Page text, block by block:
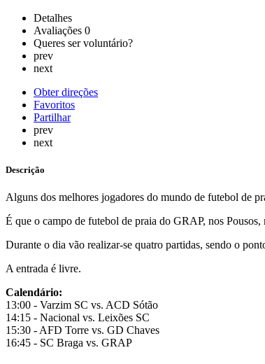
Detalhes
Avaliações 0
Queres ser voluntário?
prev
next
Obter direções
Favoritos
Partilhar
prev
next
Descrição
Alguns dos melhores jogadores do mundo de futebol de
É que o campo de futebol de praia do GRAP, nos
Durante o dia vão realizar-se quatro partidas, sendo o
A entrada é livre.
Calendário:
13:00 - Varzim SC vs. ACD Sótão
14:15 - Nacional vs. Leixões SC
15:30 - AFD Torre vs. GD Chaves
16:45 - SC Braga vs. GRAP